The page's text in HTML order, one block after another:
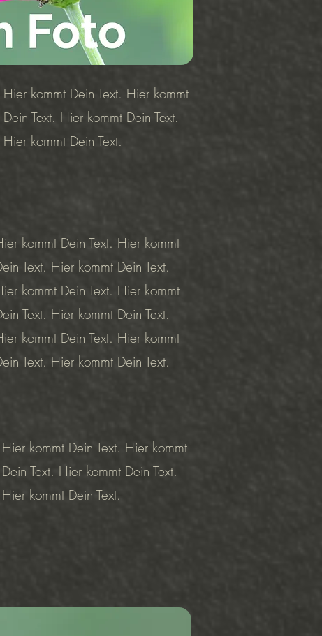
kommt Dein Text. Hier kommt
Text. Hier kommt Dein Text.
kommt Dein Text.
kommt Dein Text. Hier kommt
Text. Hier kommt Dein Text.
kommt Dein Text. Hier kommt
Text. Hier kommt Dein Text.
kommt Dein Text. Hier kommt
Text. Hier kommt Dein Text.
kommt Dein Text. Hier kommt
Text. Hier kommt Dein Text.
kommt Dein Text.